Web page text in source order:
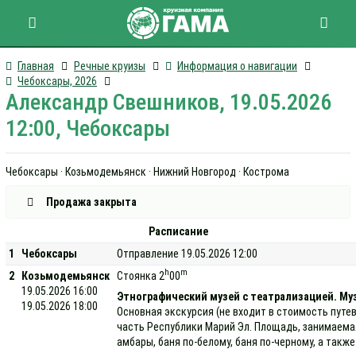
Главная Речные круизы
Информация о навигации
Чебоксары, 2026
Александр Свешников, 19.05.2026
12:00, Чебоксары
Чебоксары · Козьмодемьянск · Нижний Новгород · Кострома
Продажа закрыта
Расписание
1
Чебоксары
Отправление 19.05.2026 12:00
2
Козьмодемьянск
19.05.2026 16:00
19.05.2026 18:00
Стоянка 2 h00m
Этнографический музей с театрализацией.
Основная экскурсия (не входит в стоимость
часть Республики Марий Эл. Площадь,
амбары, баня по-белому, баня по-черному, а